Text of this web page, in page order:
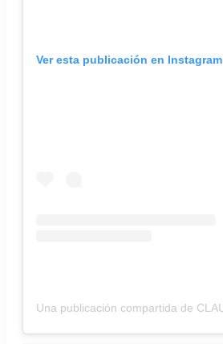
Ver esta publicación en Instagram